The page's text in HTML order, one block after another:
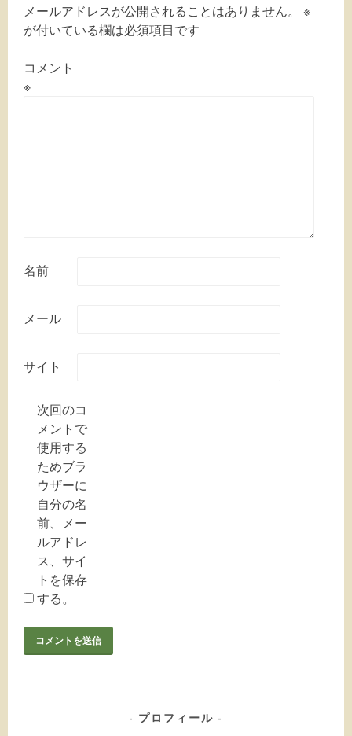
メールアドレスが公開されることはありません。
※
が付いている欄は必須項目です
コメント
※
名前
メール
サイト
次回のコ
メントで
使用する
ためブラ
ウザーに
自分の名
前、メー
ルアドレ
ス、サイ
トを保存
する。
プロフィール